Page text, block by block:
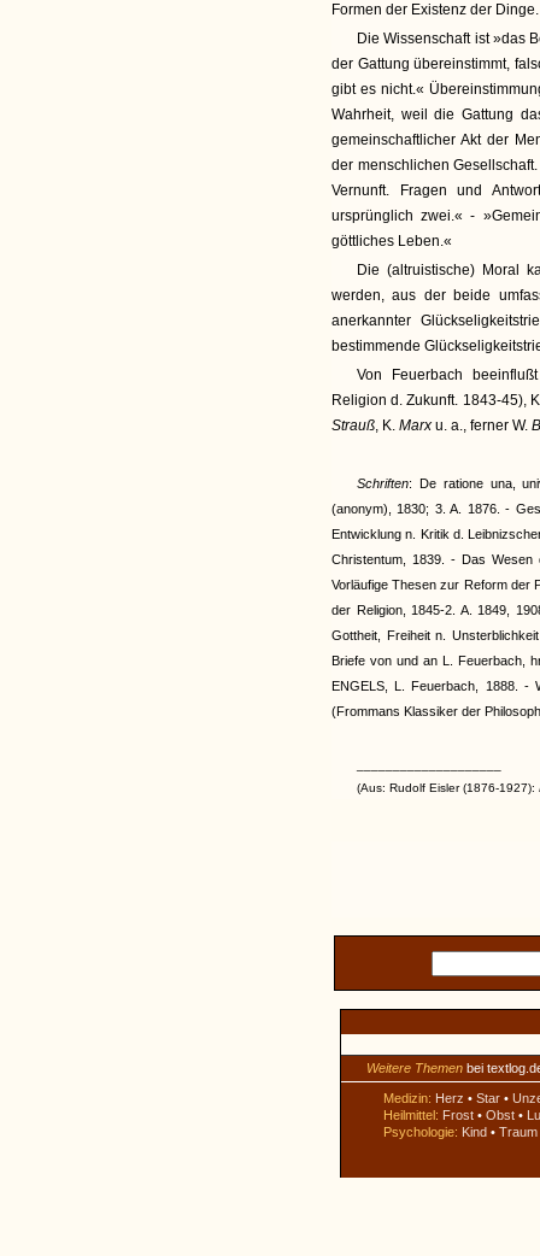
Formen der Existenz der Dinge.
Die Wissenschaft ist »das
der Gattung übereinstimmt,
gibt es nicht.«
Wahrheit, weil die Gattung
gemeinschaftlicher Akt der
der menschlichen
Vernunft. Fragen und
ursprünglich zwei.« -
göttliches Leben.«
Die (altruistische) Moral
werden, aus der beide
anerkannter
bestimmende
Von Feuerbach
Religion d. Zukunft. 1843-45),
Strauß, K. Marx u. a., ferner W.
Schriften: De ratione una,
(anonym), 1830; 3. A. 1876. -
Entwicklung n. Kritik d.
Christentum, 1839. - Das
Vorläufige Thesen zur Reform der
der Religion, 1845-2. A. 1849,
Gottheit, Freiheit n.
Briefe von und an L. Feuerbach,
ENGELS, L. Feuerbach, 1888. -
(Frommans Klassiker der
(Aus: Rudolf Eisler (1876-1927):
Weitere Themen bei
Medizin: Herz • Star •
Heilmittel: Frost • Obst •
Psychologie: Kind • Traum